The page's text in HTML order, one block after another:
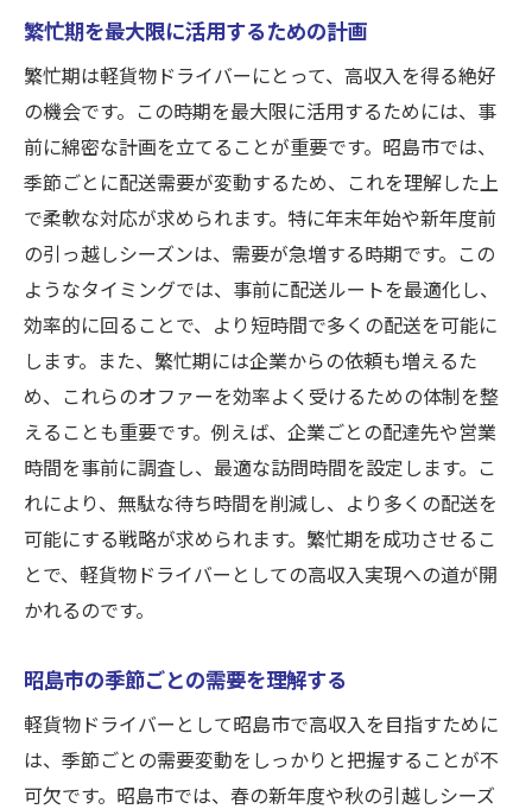
繁忙期を最大限に活用するための計画
繁忙期は軽貨物ドライバーにとって、高収入を得る絶好
の機会です。この時期を最大限に活用するためには、事
前に綿密な計画を立てることが重要です。昭島市では、
季節ごとに配送需要が変動するため、これを理解した上
で柔軟な対応が求められます。特に年末年始や新年度前
の引っ越しシーズンは、需要が急増する時期です。この
ようなタイミングでは、事前に配送ルートを最適化し、
効率的に回ることで、より短時間で多くの配送を可能に
します。また、繁忙期には企業からの依頼も増えるた
め、これらのオファーを効率よく受けるための体制を整
えることも重要です。例えば、企業ごとの配達先や営業
時間を事前に調査し、最適な訪問時間を設定します。こ
れにより、無駄な待ち時間を削減し、より多くの配送を
可能にする戦略が求められます。繁忙期を成功させるこ
とで、軽貨物ドライバーとしての高収入実現への道が開
かれるのです。
昭島市の季節ごとの需要を理解する
軽貨物ドライバーとして昭島市で高収入を目指すために
は、季節ごとの需要変動をしっかりと把握することが不
可欠です。昭島市では、春の新年度や秋の引越しシーズ